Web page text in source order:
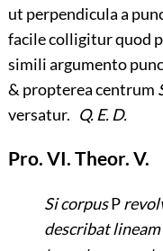
ut perpendicula a
facile colligitur quod
simili argumento
& propterea centrum
versatur. Q. E. D.
Pro. VI. Theor. V.
Si corpusP
describat